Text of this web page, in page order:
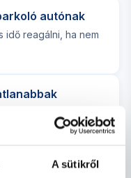
A sütikről
autónak
idő reagálni, ha nem
értesítünk!